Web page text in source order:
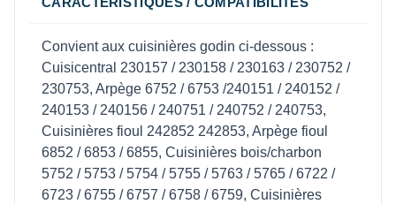
Convient aux cuisinières godin ci-dessous :
Cuisicentral 230157 / 230158 / 230163 / 230752 /
230753, Arpège 6752 / 6753 /240151 / 240152 /
240153 / 240156 / 240751 / 240752 / 240753,
Cuisinières fioul 242852 242853, Arpège fioul
6852 / 6853 / 6855, Cuisinières bois/charbon
5752 / 5753 / 5754 / 5755 / 5763 / 5765 / 6722 /
6723 / 6755 / 6757 / 6758 / 6759, Cuisinières